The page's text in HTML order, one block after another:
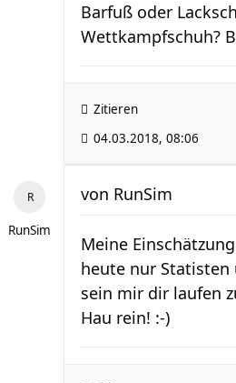
Barfuß oder
Wettkampfschuh?
Zitieren
04.03.2018, 08:06
RunSim
von RunSim
Meine
heute nur
sein mir dir laufen
Hau rein! :-)